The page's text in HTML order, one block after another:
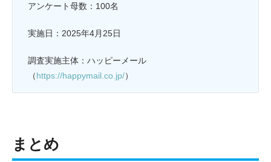
アンケート母数：100名
実施日：2025年4月25日
調査実施主体：ハッピーメール
（https://happymail.co.jp/）
まとめ